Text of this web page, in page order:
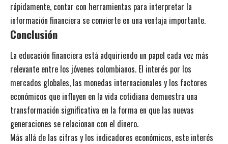
rápidamente, contar con herramientas para interpretar la
información financiera se convierte en una ventaja importante.
Conclusión
La educación financiera está adquiriendo un papel cada vez más
relevante entre los jóvenes colombianos. El interés por los
mercados globales, las monedas internacionales y los factores
económicos que influyen en la vida cotidiana demuestra una
transformación significativa en la forma en que las nuevas
generaciones se relacionan con el dinero.
Más allá de las cifras y los indicadores económicos, este interés